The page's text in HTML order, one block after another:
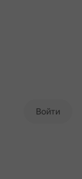
Войти